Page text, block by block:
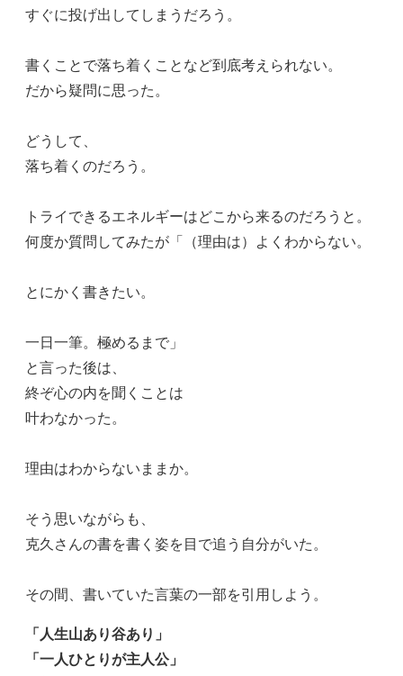
すぐに投げ出してしまうだろう。
書くことで落ち着くことなど到底考えられない。
だから疑問に思った。
どうして、
落ち着くのだろう。
トライできるエネルギーはどこから来るのだろうと。
何度か質問してみたが「（理由は）よくわからない。
とにかく書きたい。
一日一筆。極めるまで」
と言った後は、
終ぞ心の内を聞くことは
叶わなかった。
理由はわからないままか。
そう思いながらも、
克久さんの書を書く姿を目で追う自分がいた。
その間、書いていた言葉の一部を引用しよう。
「人生山あり谷あり」
「一人ひとりが主人公」